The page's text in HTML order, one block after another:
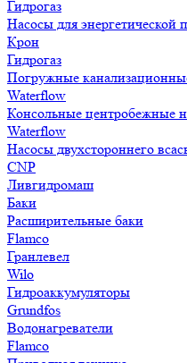
Гидрогаз
Насосы для
Крон
Гидрогаз
Погружные
Waterflow
Консольные центробежные
Waterflow
Насосы двухстороннего
CNP
Ливгидромаш
Баки
Расширительные баки
Flamco
Гранлевел
Wilo
Гидроаккумуляторы
Grundfos
Водонагреватели
Flamco